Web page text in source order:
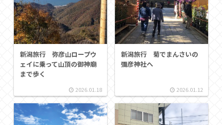
新潟旅行 弥彦山ロープウ
ェイに乗って山頂の御神廟
まで歩く
2026.01.18
新潟旅行 菊でまんさいの
彌彦神社へ
2026.01.12